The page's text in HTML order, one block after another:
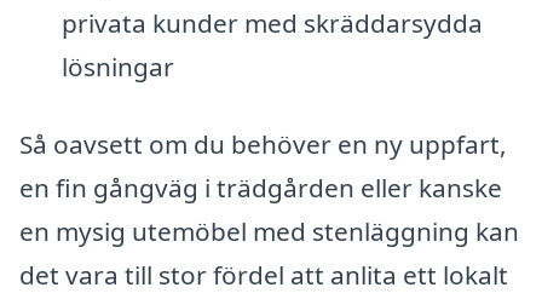
privata kunder med skräddarsydda
lösningar
Så oavsett om du behöver en ny uppfart,
en fin gångväg i trädgården eller kanske
en mysig utemöbel med stenläggning kan
det vara till stor fördel att anlita ett lokalt